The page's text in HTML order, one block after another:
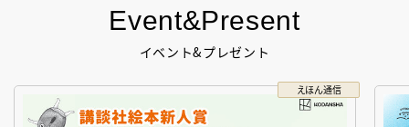
Event&Present
イベント&プレゼント
えほん通信